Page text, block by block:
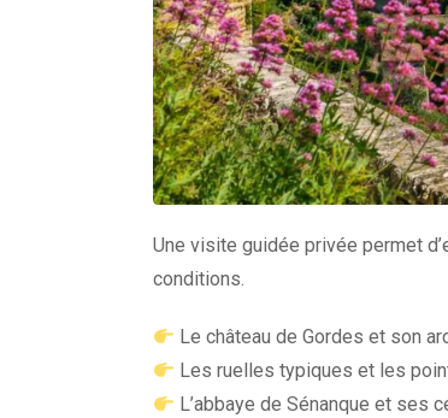
Une visite guidée privée permet
conditions.
Le château de Gordes et son
Les ruelles typiques et les
L’abbaye de Sénanque et ses